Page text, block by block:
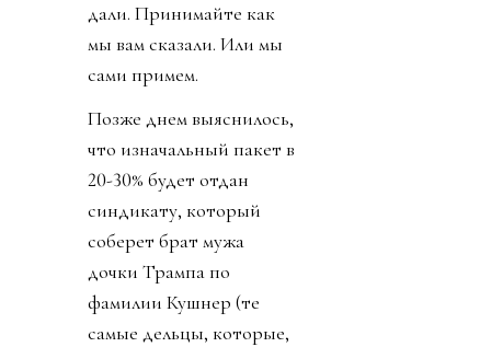
дали. Принимайте как
мы вам сказали. Или мы
сами примем.
Позже днем выяснилось,
что изначальный пакет в
20-30% будет отдан
синдикату, который
соберет брат мужа
дочки Трампа по
фамилии Кушнер (те
самые дельцы, которые,